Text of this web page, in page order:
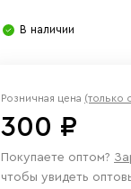
В наличии
Розничная цена (только
300 ₽
Покупаете оптом?
чтобы увидеть